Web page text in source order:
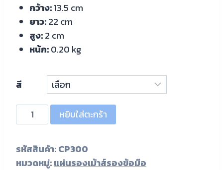
กว้าง:13.5 cm
ยาว:22 cm
สูง:2 cm
หน้ก:0.20 kg
สี
หยิบใส่ตะกร้า
รหัสสินค้า:CP300
หมวดหมู่:แผ่นรองเม้าส์รองข้อมือ